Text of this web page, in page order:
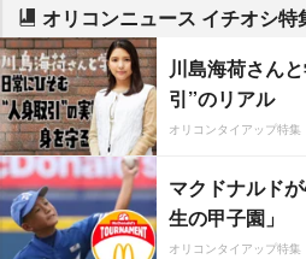
オリコンニュース イチオシ特
川島海荷さん
引”のリアル
オリコンタイアップ特集
マクドナルド
生の甲子園」
オリコンタイアップ特集